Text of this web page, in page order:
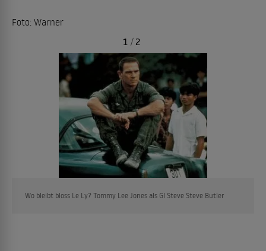
Foto: Warner
Wo bleibt bloss Le Ly? Tommy Lee Jones als GI Steve Steve Butler
1 / 2